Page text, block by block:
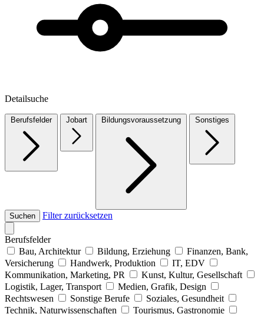
Detailsuche
Berufsfelder Jobart Bildungsvoraussetzung Sonstiges
Suchen Filter zurücksetzen
Berufsfelder
Bau, Architektur
Bildung, Erziehung
Finanzen, Bank,
Versicherung
Handwerk, Produktion
IT, EDV
Kommunikation, Marketing, PR
Kunst, Kultur, Gesellschaft
Logistik, Lager, Transport
Medien, Grafik, Design
Rechtswesen
Sonstige Berufe
Soziales, Gesundheit
Technik, Naturwissenschaften
Tourismus, Gastronomie